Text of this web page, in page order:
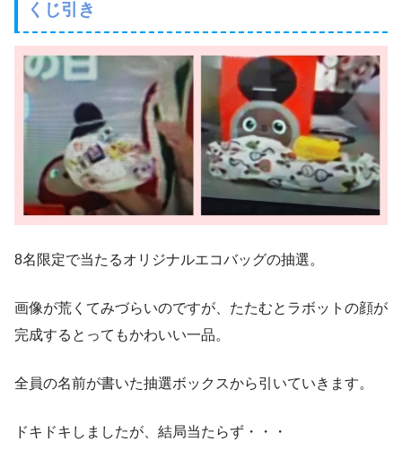
くじ引き
8名限定で当たるオリジナルエコバッグの抽選。
画像が荒くてみづらいのですが、たたむとラボットの顔が
完成するとってもかわいい一品。
全員の名前が書いた抽選ボックスから引いていきます。
ドキドキしましたが、結局当たらず・・・